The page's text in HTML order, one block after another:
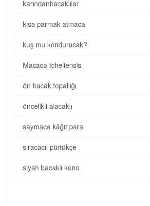
karındanbacaklılar
kısa parmak atmaca
kuş mu konduracak?
Macaca tcheliensis
ön bacak topallığı
öncelikli alacaklı
saymaca kâğıt para
sıracacıl pürtükçe
siyah bacaklı kene